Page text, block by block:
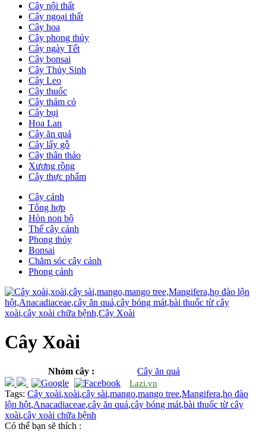
Cây nội thất
Cây ngoại thất
Cây hoa
Cây phong thủy
Cây ngày Tết
Cây bonsai
Cây Thủy Sinh
Cây Leo
Cây thuốc
Cây thảm cỏ
Cây bụi
Hoa Lan
Cây ăn quả
Cây lấy gỗ
Cây thân thảo
Xương rồng
Cây thực phẩm
Cây cảnh
Tổng hợp
Hòn non bộ
Thế cây cảnh
Phong thủy
Bonsai
Chăm sóc cây cảnh
Phong cảnh
Cây Xoài
Nhóm cây : Cây ăn quả
Lazi.vn
Tags: Cây xoài,xoài,cây sài,mango,mango tree,Mangifera,họ đào
lộn hột,Anacadiaceae,cây ăn quả,cây bóng mát,bài thuốc từ cây
xoài,cây xoài chữa bệnh
Có thể bạn sẽ thích :